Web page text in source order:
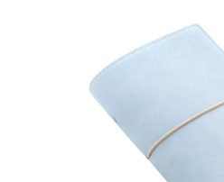
Hypopressiv trening
The Housemaid